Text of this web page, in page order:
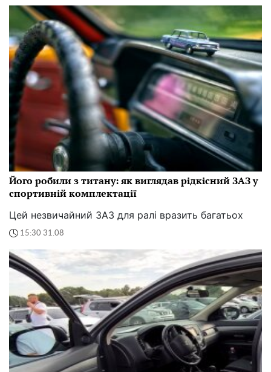
Його робили з титану: як виглядав рідкісний ЗАЗ у
спортивній комплектації
Цей незвичайний ЗАЗ для ралі вразить багатьох
15:30 31.08